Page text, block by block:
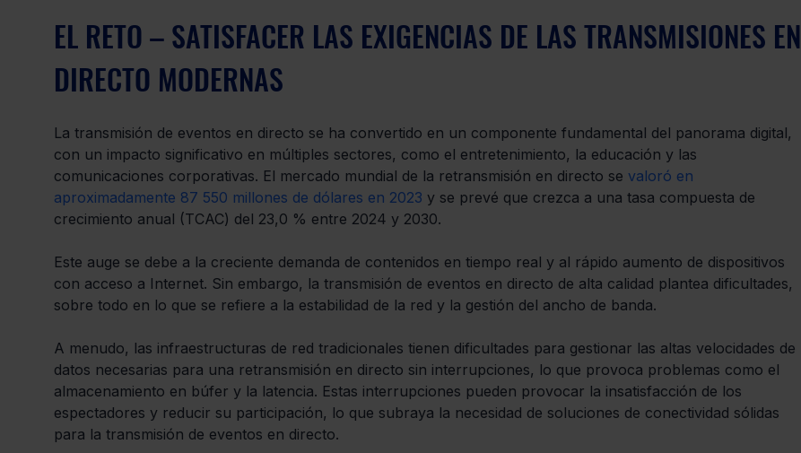
EL RETO – SATISFACER LAS EXIGENCIAS DE LAS TRANSMISIONES EN
DIRECTO MODERNAS
La transmisión de eventos en directo se ha convertido en un componente fundamental del panorama digital,
con un impacto significativo en múltiples sectores, como el entretenimiento, la educación y las
comunicaciones corporativas. El mercado mundial de la retransmisión en directo se valoró en
aproximadamente 87 550 millones de dólares en 2023 y se prevé que crezca a una tasa compuesta de
crecimiento anual (TCAC) del 23,0 % entre 2024 y 2030.
Este auge se debe a la creciente demanda de contenidos en tiempo real y al rápido aumento de dispositivos
con acceso a Internet. Sin embargo, la transmisión de eventos en directo de alta calidad plantea dificultades,
sobre todo en lo que se refiere a la estabilidad de la red y la gestión del ancho de banda.
A menudo, las infraestructuras de red tradicionales tienen dificultades para gestionar las altas velocidades de
datos necesarias para una retransmisión en directo sin interrupciones, lo que provoca problemas como el
almacenamiento en búfer y la latencia. Estas interrupciones pueden provocar la insatisfacción de los
espectadores y reducir su participación, lo que subraya la necesidad de soluciones de conectividad sólidas
para la transmisión de eventos en directo.